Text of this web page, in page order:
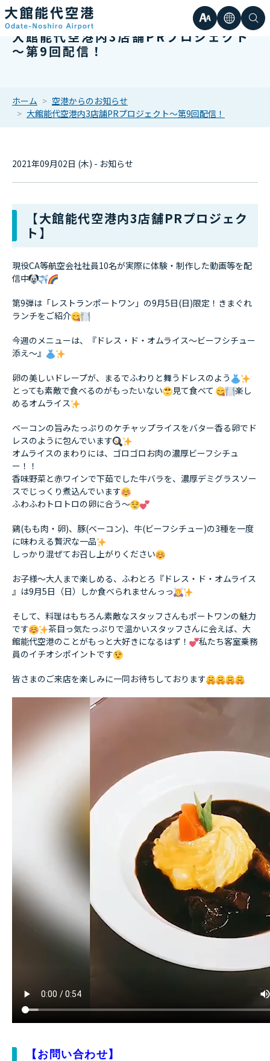
文
サ
ズ
大
言検
大館能代空港内3店舗PRプロジェクト
～第9回配信！
ホーム
空港からのお知らせ
大館能代空港内3店舗PRプロジェクト～第9回配信！
2021年09月02日 (木) - お知らせ
【大館能代空港内3店舗PRプロジェク
ト】
現役CA等航空会社社員10名が実際に体験・制作した動画等を配
信中
第9弾は「レストランポートワン」の9月5日(日)限定！きまぐれ
ランチをご紹介
今週のメニューは、『ドレス・ド・オムライス〜ビーフシチュー
添え〜』
卵の美しいドレープが、まるでふわりと舞うドレスのよう
とっても素敵で食べるのがもったいない
見て食べて
楽し
めるオムライス
ベーコンの旨みたっぷりのケチャップライスをバター香る卵でド
レスのように包んでいます
オムライスのまわりには、ゴロゴロお肉の濃厚ビーフシチュ
ー！！
香味野菜と赤ワインで下茹でした牛バラを、濃厚デミグラスソー
スでじっくり煮込んでいます
ふわふわトロトロの卵に合う〜
鷄(もも肉・卵)、豚(ベーコン)、牛(ビーフシチュー)の3種を一度
に味わえる贅沢な一品
しっかり混ぜてお召し上がりください
お子様〜大人まで楽しめる、ふわとろ『ドレス・ド・オムライス
』は9月5日（日）しか食べられませんっっ
そして、料理はもちろん素敵なスタッフさんもポートワンの魅力
です
茶目っ気たっぷりで温かいスタッフさんに会えば、大
館能代空港のことがもっと大好きになるはず！
私たち客室乗務
員のイチオシポイントです
皆さまのご来店を楽しみに一同お待ちしております
【お問い合わせ】